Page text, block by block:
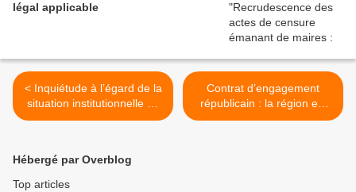
légal applicable
< Inquiétude à l’égard de la
situation institutionnelle de
la France.
Contrat d’engagement
républicain : la région est
incompétente pour ajouter
Hébergé par Overblog
Top articles